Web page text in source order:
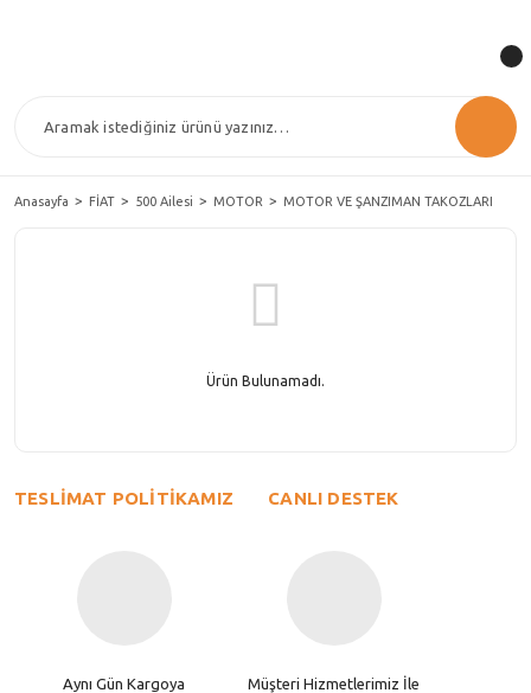
Anasayfa FİAT 500 Ailesi MOTOR MOTOR VE ŞANZIMAN TAKOZLARI
Ürün Bulunamadı.
TESLİMAT POLİTİKAMIZ
Aynı Gün Kargoya
CANLI DESTEK
Müşteri Hizmetlerimiz İle